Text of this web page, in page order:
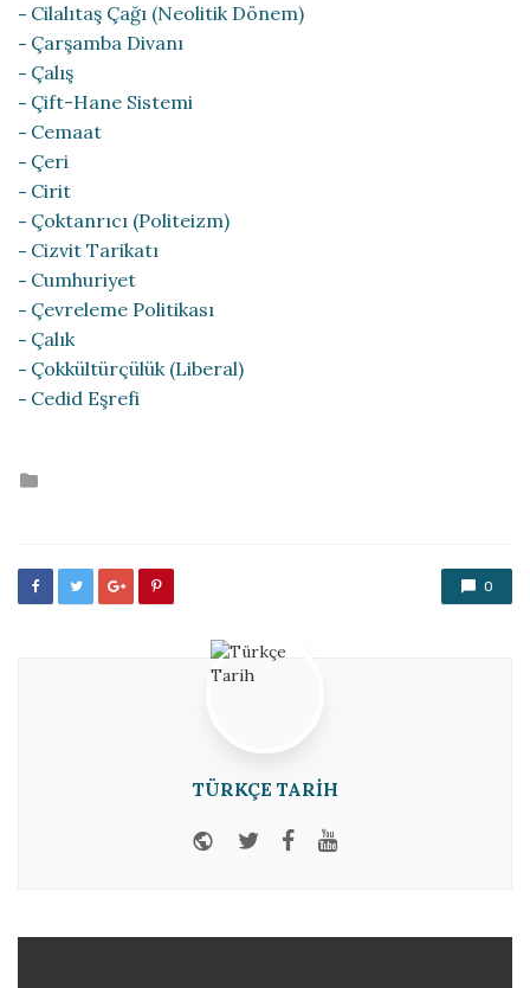
Cilalıtaş Çağı (Neolitik Dönem)
Çarşamba Divanı
Çalış
Çift-Hane Sistemi
Cemaat
Çeri
Cirit
Çoktanrıcı (Politeizm)
Cizvit Tarikatı
Cumhuriyet
Çevreleme Politikası
Çalık
Çokkültürçülük (Liberal)
Cedid Eşrefi
0
TÜRKÇE TARIH
Website
TwitterFacebook